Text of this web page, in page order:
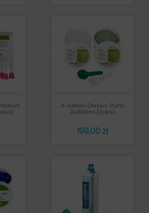
A-Silikon Classic Putty
2x300ml (Orbis)
Cena
199,00 zł